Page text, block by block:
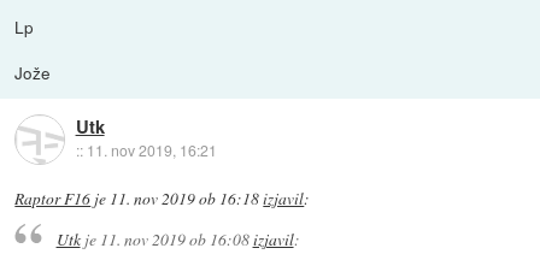
Lp
Jože
Utk
:: 11. nov 2019, 16:21
Raptor F16 je 11. nov 2019 ob 16:18izjavil:
Utkje 11. nov 2019 ob 16:08izjavil: